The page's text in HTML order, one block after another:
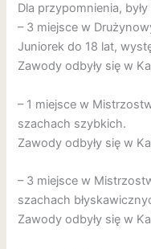
Dla przypomnienia,
– 3 miejsce w
Juniorek do 18 lat,
Zawody odbyły się w
– 1 miejsce w
szachach szybkich.
Zawody odbyły się w
– 3 miejsce w
szachach
Zawody odbyły się w